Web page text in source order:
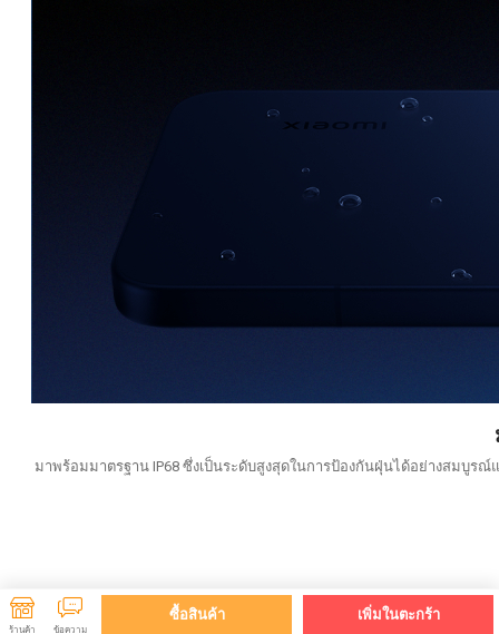
ร้านค้า ข้อความ
ซื้อสินค้า เพิ่มในตะกร้า
มาพร้อมมาตรฐาน IP68 ซึ่งเป็นระดับสูงสุดในการป้องกันฝุ่นได้อย่างสมบู